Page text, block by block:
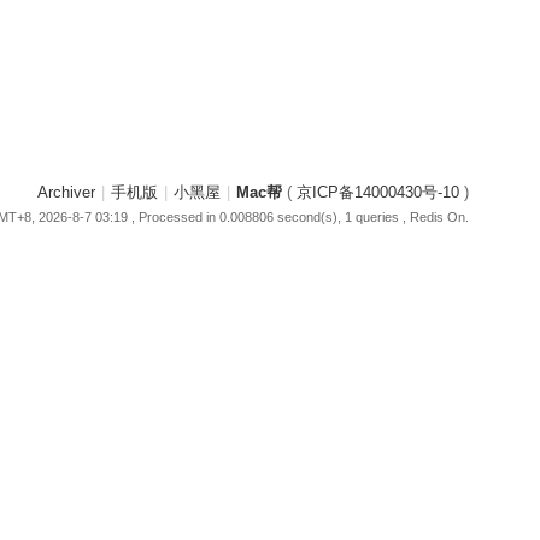
Archiver 手机版 小黑屋 Mac帮( 京ICP备14000430号-10)
2026-8-7 03:19, Processed in 0.008806 second(s), 1 queries , Redis On.